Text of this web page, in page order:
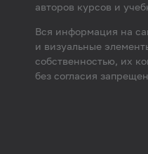
авторов курсов и
Вся информация на
и визуальные
собственностью, их
без согласия